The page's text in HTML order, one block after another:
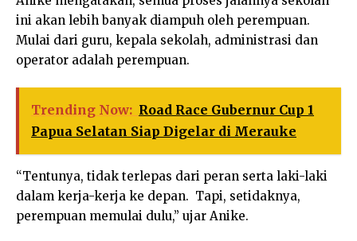
ini akan lebih banyak diampuh oleh perempuan.
Mulai dari guru, kepala sekolah, administrasi dan
operator adalah perempuan.
Trending Now: Road Race Gubernur Cup 1
Papua Selatan Siap Digelar di Merauke
“Tentunya, tidak terlepas dari peran serta laki-laki
dalam kerja-kerja ke depan. Tapi, setidaknya,
perempuan memulai dulu,” ujar Anike.